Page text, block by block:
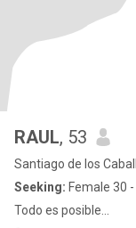
RAUL, 53
Santiago de los
Seeking: Female 30
Todo es posible...